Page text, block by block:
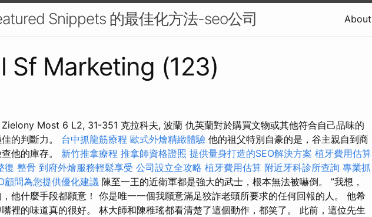
Snippets 的最佳化方法-seo公司 About
Sf Marketing (123)
Most 6 L2, 31-351 克拉科夫, 波蘭 仇英蘭對於購買文物或其他符合自己品味的
的判斷力。 台中抓龍筋療程 歐式外燴精緻體驗 他的祖父特別自豪的是，谷主親自到商
他的庫存。 新竹推拿療程 推拿師資格證照 提供量身打造的SEO解決方案 植牙費用估算
復 整骨 到府外燴服務輕鬆享受 公司設立全攻略 植牙費用估算 附近牙科診所查詢 專業抓
顧問為您提供優化建議 陳至一王的近衛軍都是強大的武士，根本無法被嚇倒。 ”我想，
他什麼手段都願意！ 你是唯一一個我願意滿足狡詐老頭所要求的任何回報的人。 他希
裡的味道真的很好。 林大師和陳稚瑤都看清楚了這個動作，都笑了。 此前，這位先生